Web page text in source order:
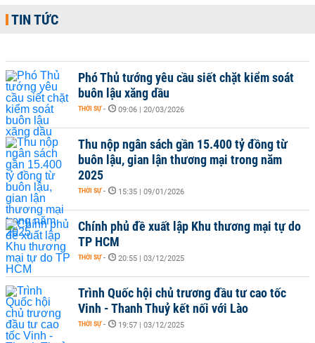
TIN TỨC
Phó Thủ tướng yêu cầu siết chặt kiểm soát
buôn lậu xăng dầu
THỜI SỰ - 09:06 | 20/03/2026
Thu nộp ngân sách gần 15.400 tỷ đồng từ
buôn lậu, gian lận thương mại trong năm
2025
THỜI SỰ - 15:35 | 09/01/2026
Chính phủ đề xuất lập Khu thương mại tự do
TP HCM
THỜI SỰ - 20:55 | 03/12/2025
Trình Quốc hội chủ trương đầu tư cao tốc
Vinh - Thanh Thuỷ kết nối với Lào
THỜI SỰ - 19:57 | 03/12/2025